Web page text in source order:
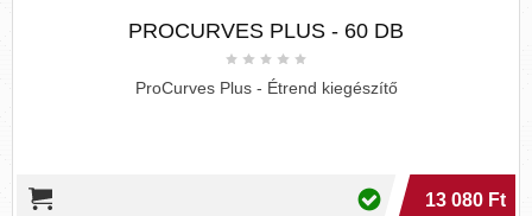
PROCURVES PLUS - 60 DB
ProCurves Plus - Étrend kiegészítő
13 080 Ft